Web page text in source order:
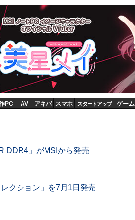
PC AV アキバ スマホ スタートアップ ゲーム
DDR4」がMSIから発売
クション」を7月1日発売